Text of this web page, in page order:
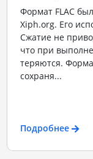
Формат FLAC
Xiph.org. Его
Сжатие не
что при
теряются.
сохраня...
Подробнее